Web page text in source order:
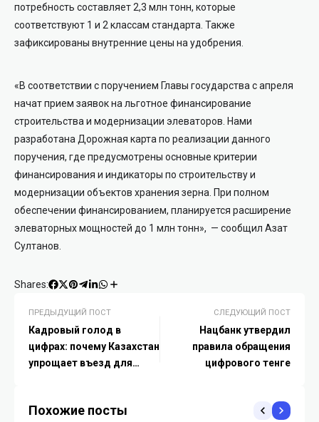
потребность составляет 2,3 млн тонн, которые
соответствуют 1 и 2 классам стандарта. Также
зафиксированы внутренние цены на удобрения.
«В соответствии с поручением Главы государства с апреля
начат прием заявок на льготное финансирование
строительства и модернизации элеваторов. Нами
разработана Дорожная карта по реализации данного
поручения, где предусмотрены основные критерии
финансирования и индикаторы по строительству и
модернизации объектов хранения зерна. При полном
обеспечении финансированием, планируется расширение
элеваторных мощностей до 1 млн тонн», — сообщил Азат
Султанов.
Shares:
ПРЕДЫДУЩИЙ ПОСТ
Кадровый голод в
цифрах: почему Казахстан
упрощает въезд для
СЛЕДУЮЩИЙ ПОСТ
Нацбанк утвердил
правила обращения
цифрового тенге
Похожие посты